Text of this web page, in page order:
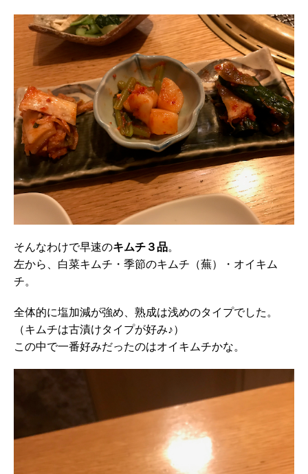
そんなわけで早速のキムチ３品。
左から、白菜キムチ・季節のキムチ（蕪）・オイキム
チ。
全体的に塩加減が強め、熟成は浅めのタイプでした。
（キムチは古漬けタイプが好み♪）
この中で一番好みだったのはオイキムチかな。